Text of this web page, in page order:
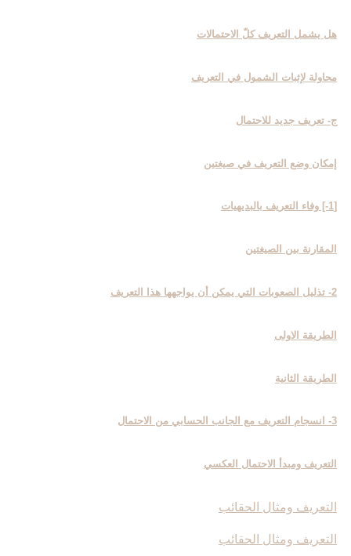
هل يشمل التعريف كلّ الاحتمالات
محاولة لإثبات الشمول في التعريف
ج- تعريف جديد للاحتمال‏
إمكان وضع التعريف في صيغتين
[1-] وفاء التعريف بالبديهيات
المقارنة بين الصيغتين
2- تذليل الصعوبات التي يمكن أن يواجهها هذا التعريف
الطريقة الاولى
الطريقة الثانية
3- انسجام التعريف مع الجانب الحسابي من الاحتمال‏
التعريف ومبدأ الاحتمال العكسي
التعريف ومثال الحقائب
التعريف ومثال الحقائب